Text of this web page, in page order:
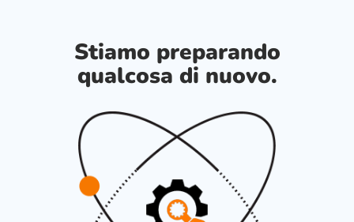
Stiamo preparando
qualcosa di nuovo.